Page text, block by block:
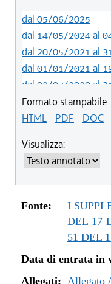
dal 05/06/2025
dal 14/05/2024 al
dal 20/05/2021 al
dal 01/01/2021 al
dal 02/07/2020 al
dal 01/07/2020 al
dal 21/05/2020 al
dal 19/12/2019 al
dal 21/11/2019 al
dal 10/08/2019 al
dal 11/07/2019 al
dal 01/01/2019 al
dal 16/08/2018 al
dal 15/02/2018 al
Formato stampabile:
HTML- PDF - DOC
Visualizza:
Fonte:
I
DEL 17
51 DEL
Data di entrata in
Allegati: Allegato